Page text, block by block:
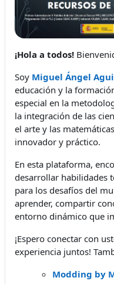
¡Hola a todos!
Soy Miguel Ángel
educación y la
especial en la
la integración de las
el arte y las
innovador y práctico.
En esta plataforma,
desarrollar habilidades
para los desafíos del
aprender, compartir
entorno dinámico que
¡Espero conectar con
experiencia juntos!
Modding by